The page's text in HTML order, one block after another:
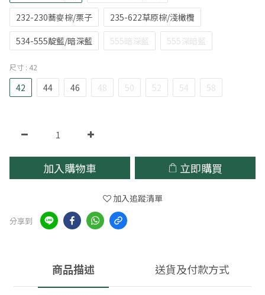
232-230蕎麥棕/栗子
235-622草原棕/淺橄欖
534-555靛藍/暗深藍
555暗深藍 555深暗藍
尺寸 : 42
42 44 46 48 50 52 54 58
加入購物車 立即購買
加入追蹤清單
分享到
商品描述 送貨及付款方式